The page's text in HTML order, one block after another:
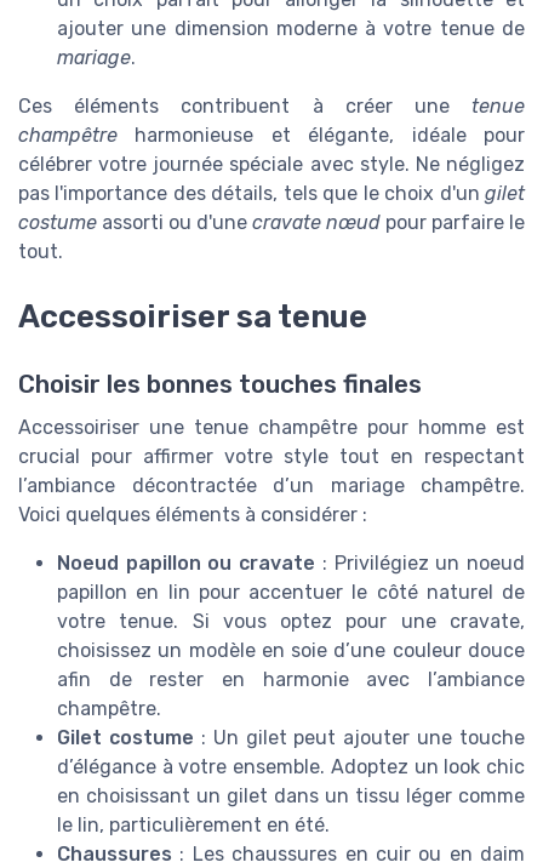
ajouter une dimension moderne à votre tenue de
mariage.
Ces éléments contribuent à créer une tenue
champêtre harmonieuse et élégante, idéale pour
célébrer votre journée spéciale avec style. Ne négligez
pas l'importance des détails, tels que le choix d'un gilet
costume assorti ou d'une cravate nœud pour parfaire le
tout.
Accessoiriser sa tenue
Choisir les bonnes touches finales
Accessoiriser une tenue champêtre pour homme est
crucial pour affirmer votre style tout en respectant
l’ambiance décontractée d’un mariage champêtre.
Voici quelques éléments à considérer :
Noeud papillon ou cravate : Privilégiez un noeud
papillon en lin pour accentuer le côté naturel de
votre tenue. Si vous optez pour une cravate,
choisissez un modèle en soie d’une couleur douce
afin de rester en harmonie avec l’ambiance
champêtre.
Gilet costume : Un gilet peut ajouter une touche
d’élégance à votre ensemble. Adoptez un look chic
en choisissant un gilet dans un tissu léger comme
le lin, particulièrement en été.
Chaussures : Les chaussures en cuir ou en daim